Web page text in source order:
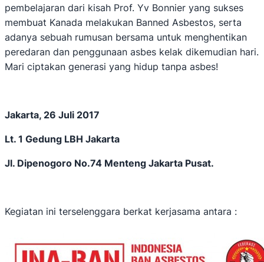
pembelajaran dari kisah Prof. Yv Bonnier yang sukses
membuat Kanada melakukan Banned Asbestos, serta
adanya sebuah rumusan bersama untuk menghentikan
peredaran dan penggunaan asbes kelak dikemudian hari.
Mari ciptakan generasi yang hidup tanpa asbes!
Jakarta, 26 Juli 2017
Lt. 1 Gedung LBH Jakarta
Jl. Dipenogoro No.74 Menteng Jakarta Pusat.
Kegiatan ini terselenggara berkat kerjasama antara :